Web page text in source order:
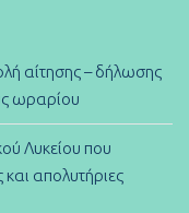
αίτησης – δήλωσης
ωραρίου
Λυκείου που
απολυτήριες